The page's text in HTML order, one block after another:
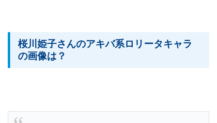
桜川姫子さんのアキバ系ロリータキャラ
の画像は？